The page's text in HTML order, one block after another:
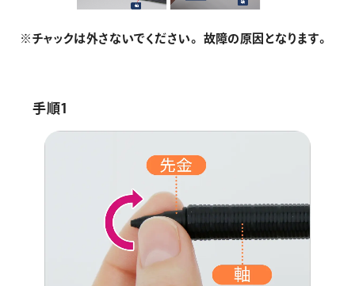
※チャックは外さないでください。 故障の原因となります。
手順1